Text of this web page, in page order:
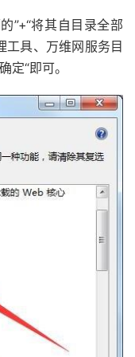
将其自目录全部
工具、万维网服务目
定“即可。